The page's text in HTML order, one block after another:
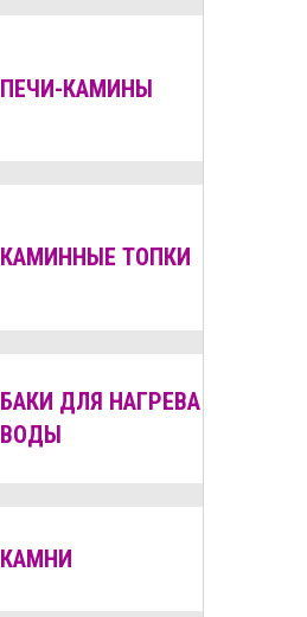
ПЕЧИ-КАМИНЫ
КАМИННЫЕ ТОПКИ
БАКИ ДЛЯ НАГРЕВА
ВОДЫ
КАМНИ